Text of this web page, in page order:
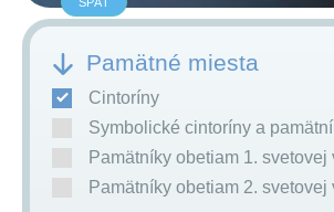
Pamätné miesta
Cintoríny
Symbolické cintoríny a
Pamätníky obetiam 1. svetovej
Pamätníky obetiam 2. svetovej